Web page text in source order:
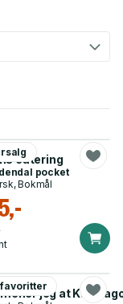
catering
pocket
Bokmål
- roman
jeg at